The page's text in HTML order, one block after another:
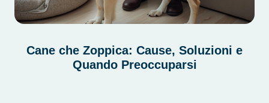
Cane che Zoppica: Cause, Soluzioni e
Quando Preoccuparsi